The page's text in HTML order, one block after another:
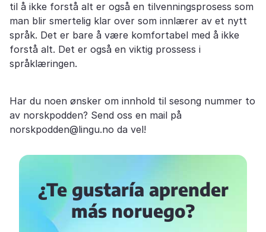
til å ikke forstå alt er også en tilvenningsprosess som
man blir smertelig klar over som innlærer av et nytt
språk. Det er bare å være komfortabel med å ikke
forstå alt. Det er også en viktig prossess i
språklæringen.
Har du noen ønsker om innhold til sesong nummer to
av norskpodden? Send oss en mail på
norskpodden@lingu.no da vel!
¿Te gustaría aprender
más noruego?